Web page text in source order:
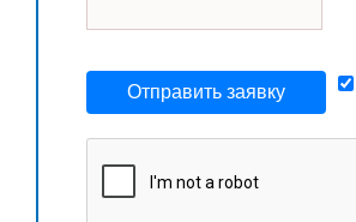
Отправить заявку